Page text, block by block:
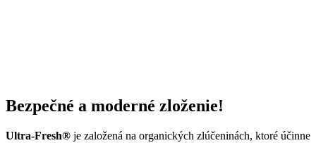
Bezpečné a moderné zloženie!
Ultra-Fresh® je založená na organických zlúčeninách, ktoré účinne